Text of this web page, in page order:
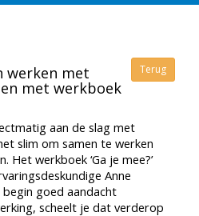
Terug
werken met
met werkboek
aan de slag met
slim om samen te werken
Het werkboek ‘Ga je mee?’
Anne
begin goed aandacht
scheelt je dat verderop